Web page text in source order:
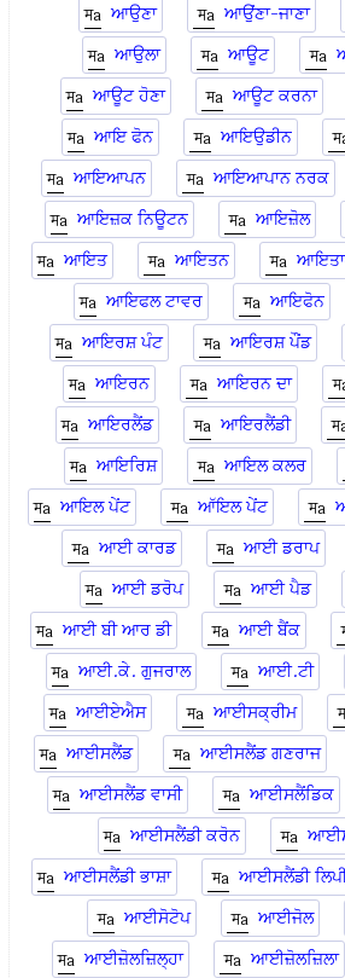
ਆਉਣਾ
ਆਉਂਣਾ-ਜਾਣਾ
ਆਉਲਾ
ਆਊਟ
ਆਊਟ ਹੋਣਾ
ਆਊਟ ਕਰਨਾ
ਆਇ ਫੋਨ
ਆਇਉਡੀਨ
ਆਇਆਪਨ
ਆਇਆਪਾਨ ਨਰਕ
ਆਇਜ਼ਕ ਨਿਊਟਨ
ਆਇਜ਼ੋਲ
ਆਇਤ
ਆਇਤਨ
ਆਇਫਲ ਟਾਵਰ
ਆਇਫੋਨ
ਆਇਰਸ਼ ਪੰਟ
ਆਇਰਸ਼ ਪੌਂਡ
ਆਇਰਨ
ਆਇਰਨ ਦਾ
ਆਇਰਲੈਂਡ
ਆਇਰਲੈਂਡੀ
ਆਇਰਿਸ਼
ਆਇਲ ਕਲਰ
ਆਇਲ ਪੇਂਟ
ਆੱਇਲ ਪੇਂਟ
ਆਈ ਕਾਰਡ
ਆਈ ਡਰਾਪ
ਆਈ ਡਰੋਪ
ਆਈ ਪੈਡ
ਆਈ ਬੀ ਆਰ ਡੀ
ਆਈ ਬੈਂਕ
ਆਈ.ਕੇ. ਗੁਜਰਾਲ
ਆਈ.ਟੀ
ਆਈਏਐਸ
ਆਈਸਕ੍ਰੀਮ
ਆਈਸਲੈਂਡ
ਆਈਸਲੈਂਡ ਗਣਰਾਜ
ਆਈਸਲੈਂਡ ਵਾਸੀ
ਆਈਸਲੈਂਡਿਕ
ਆਈਸਲੈਂਡੀ ਕਰੋਨ
ਆਈਸਲੈਂਡੀ ਭਾਸ਼ਾ
ਆਈਸਲੈਂਡੀ
ਆਈਸੋਟੋਪ
ਆਈਜੋਲ
ਆਈਜ਼ੋਲਜ਼ਿਲ੍ਹਾ
ਆਈਜ਼ੋਲਜ਼ਿਲਾ